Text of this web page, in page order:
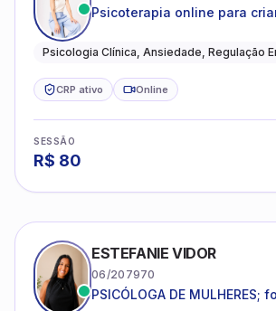
Psicoterapia online para
reduzir a ansiedade e
Psicologia Clínica, Ansiedade, Regulação
CRP ativo Online
SESSÃO
R$ 80
ESTEFANIE VIDOR
06/207970
PSICÓLOGA DE MULHERES;